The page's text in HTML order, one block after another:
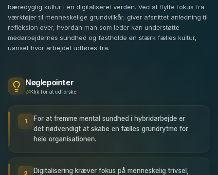
bæredygtig kultur i en digitaliseret verden. Ved at flytte fokus fra
værktøjer til menneskelige grundvilkår, giver afsnittet anledning til
refleksion over, hvordan man som leder kan understøtte
medarbejdernes sundhed og fastholde en stærk fælles kultur,
uanset hvor arbejdet udføres fra.
Nøglepointer
Klik for at udforske
1
For at fremme mental sundhed i hybridarbejde er
det nødvendigt at skabe en fælles grundrytme for
hele organisationen.
2 Digitalisering kræver fokus på menneskelig trivsel,